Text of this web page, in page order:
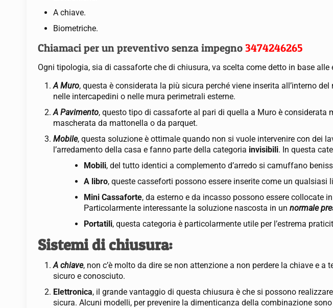
A chiave.
Biometriche.
Chiamaci per un preventivo senza impegno3474246265
Ogni tipologia, sia di cassaforte che di chiusura, va scelta come detto in base
A Muro, questa è considerata la più sicura perché viene inserita all’interno
nelle intercapedini o nelle mura perimetrali esterne.
A Pavimento, questo tipo di cassaforte al pari di quella a Muro è
mascherata da mattonella o da parquet.
Mobile, questa soluzione è ottimale quando non si vuole intervenire con dei
l’arredamento della casa e fanno parte della categoria invisibili. In questa
Mobili, del tutto identici a complemento d’arredo si camuffano
A libro, queste casseforti possono essere inserite come un qualsiasi
Mini Cassaforte, da esterno e da incasso possono essere collocate
Particolarmente interessante la soluzione nascosta in unnormale
Portatili, questa categoria è particolarmente utile per l’estrema
Sistemi di chiusura:
A chiave, non c’è molto da dire se non attenzione a non perdere la chiave e a
sicuro e conosciuto.
Elettronica, il grande vantaggio di questa chiusura è che si possono
sicura. Alcuni modelli, per prevenire la dimenticanza della combinazione